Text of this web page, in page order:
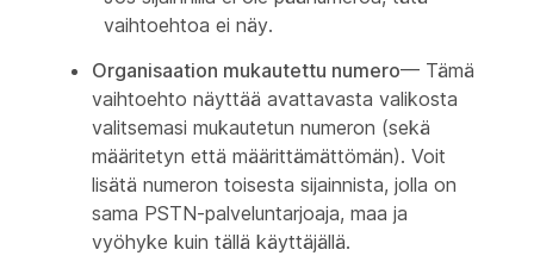
vaihtoehtoa ei näy.
Organisaation mukautettu numero— Tämä
vaihtoehto näyttää avattavasta valikosta
valitsemasi mukautetun numeron (sekä
määritetyn että määrittämättömän). Voit
lisätä numeron toisesta sijainnista, jolla on
sama PSTN-palveluntarjoaja, maa ja
vyöhyke kuin tällä käyttäjällä.